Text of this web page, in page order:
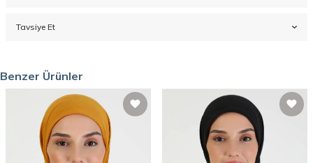
Tavsiye Et
Benzer Ürünler